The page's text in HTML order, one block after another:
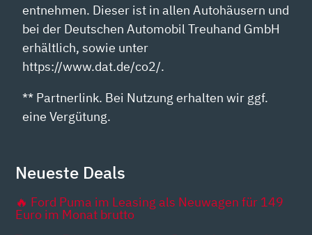
entnehmen. Dieser ist in allen Autohäusern und
bei der Deutschen Automobil Treuhand GmbH
erhältlich, sowie unter
https://www.dat.de/co2/.
** Partnerlink. Bei Nutzung erhalten wir ggf.
eine Vergütung.
Neueste Deals
🔥 Ford Puma im Leasing als Neuwagen für 149
Euro im Monat brutto